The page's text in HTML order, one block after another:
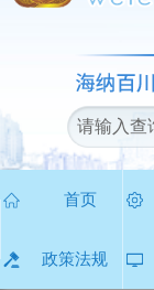
站
航
区
到
首页
政策法规